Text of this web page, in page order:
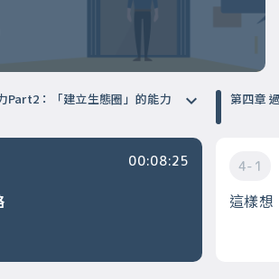
能力Part2：「建立生態圈」的能力
00:08:25 4-1
這樣想